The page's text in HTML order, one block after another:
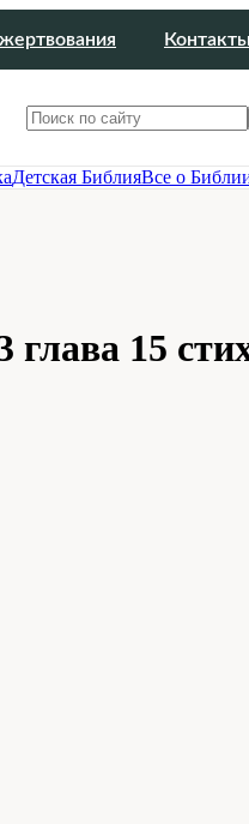
Контакты
Детская БиблияВсе о
глава 15